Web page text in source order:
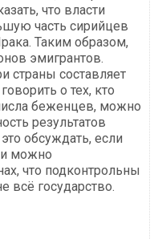
что власти
часть сирийцев
Таким образом,
эмигрантов.
страны составляет
о тех, кто
беженцев, можно
результатов
обсуждать, если
можно
что подконтрольны
всё государство.